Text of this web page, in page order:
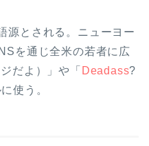
源とされる。ニューヨー
を通じ全米の若者に広
だよ）」や「 Deadass?
使う。